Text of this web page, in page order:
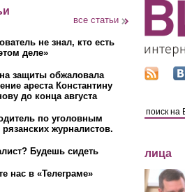
все статьи
не знал, кто есть
деле»
защиты обжаловала
ареста Константину
до конца августа
по уголовным
журналистов.
Будешь сидеть
нас в «Телеграме»
лица